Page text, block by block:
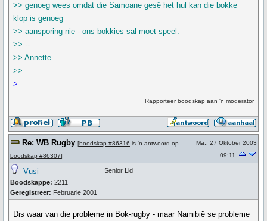
>> genoeg wees omdat die Samoane gesê het hul kan die bokke
klop is genoeg
>> aansporing nie - ons bokkies sal moet speel.
>> --
>> Annette
>>
>
Rapporteer boodskap aan 'n moderator
Re: WB Rugby [boodskap #86316 is 'n antwoord op
boodskap #86307]
Ma., 27 Oktober 2003
09:11
Vusi
Boodskappe: 2211
Geregistreer: Februarie 2001
Senior Lid
Dis waar van die probleme in Bok-rugby - maar Namibië se probleme